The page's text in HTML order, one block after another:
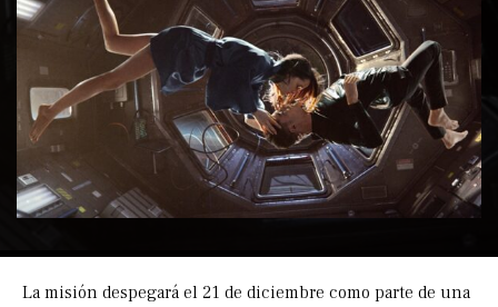
La misión despegará el 21 de diciembre como parte de una